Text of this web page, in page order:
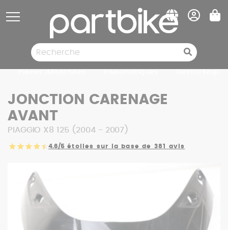
JONCTION CARENAGE
AVANT
PIAGGIO X8 125 (2004 - 2007)
4.6/5 étoiles sur la base de 381 avis